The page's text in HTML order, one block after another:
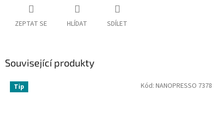
ZEPTAT SE HLÍDAT SDÍLET
Související produkty
Tip Kód: NANOPRESSO 7378